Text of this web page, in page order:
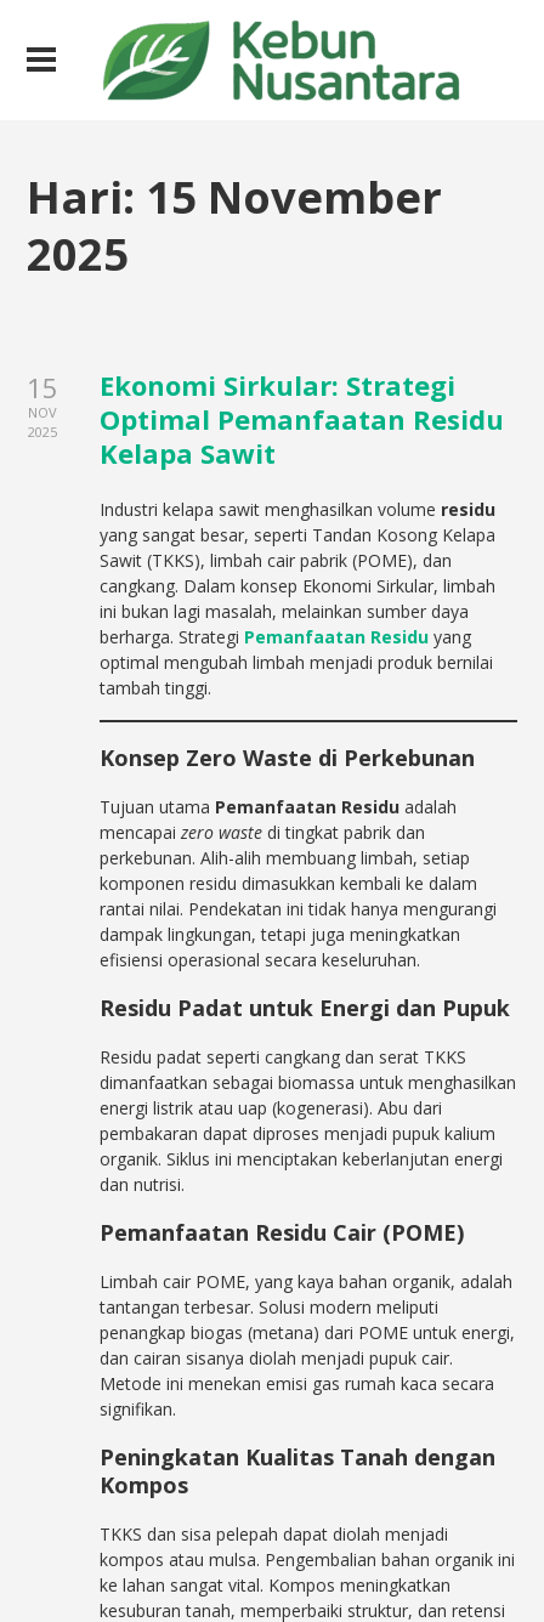
Hari: 15 November
2025
15
NOV
2025
Ekonomi Sirkular: Strategi
Optimal Pemanfaatan Residu
Kelapa Sawit
Industri kelapa sawit menghasilkan volume residu
yang sangat besar, seperti Tandan Kosong Kelapa
Sawit (TKKS), limbah cair pabrik (POME), dan
cangkang. Dalam konsep Ekonomi Sirkular, limbah
ini bukan lagi masalah, melainkan sumber daya
berharga. Strategi Pemanfaatan Residu yang
optimal mengubah limbah menjadi produk bernilai
tambah tinggi.
Konsep Zero Waste di Perkebunan
Tujuan utama Pemanfaatan Residu adalah
mencapaizero waste di tingkat pabrik dan
perkebunan. Alih-alih membuang limbah, setiap
komponen residu dimasukkan kembali ke dalam
rantai nilai. Pendekatan ini tidak hanya mengurangi
dampak lingkungan, tetapi juga meningkatkan
efisiensi operasional secara keseluruhan.
Residu Padat untuk Energi dan Pupuk
Residu padat seperti cangkang dan serat TKKS
dimanfaatkan sebagai biomassa untuk menghasilkan
energi listrik atau uap (kogenerasi). Abu dari
pembakaran dapat diproses menjadi pupuk kalium
organik. Siklus ini menciptakan keberlanjutan energi
dan nutrisi.
Pemanfaatan Residu Cair (POME)
Limbah cair POME, yang kaya bahan organik, adalah
tantangan terbesar. Solusi modern meliputi
penangkap biogas (metana) dari POME untuk energi,
dan cairan sisanya diolah menjadi pupuk cair.
Metode ini menekan emisi gas rumah kaca secara
signifikan.
Peningkatan Kualitas Tanah dengan
Kompos
TKKS dan sisa pelepah dapat diolah menjadi
kompos atau mulsa. Pengembalian bahan organik ini
ke lahan sangat vital. Kompos meningkatkan
kesuburan tanah, memperbaiki struktur, dan retensi